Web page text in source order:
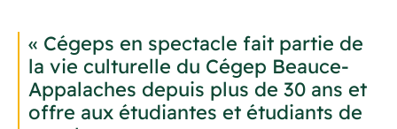
« Cégeps en spectacle fait partie de
la vie culturelle du Cégep Beauce-
Appalaches depuis plus de 30 ans et
offre aux étudiantes et étudiants de